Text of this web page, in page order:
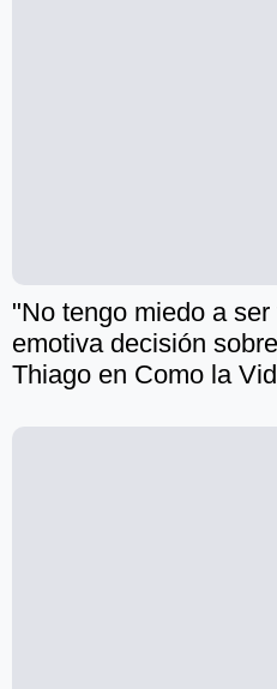
"No tengo miedo a
emotiva decisión
Thiago en Como la